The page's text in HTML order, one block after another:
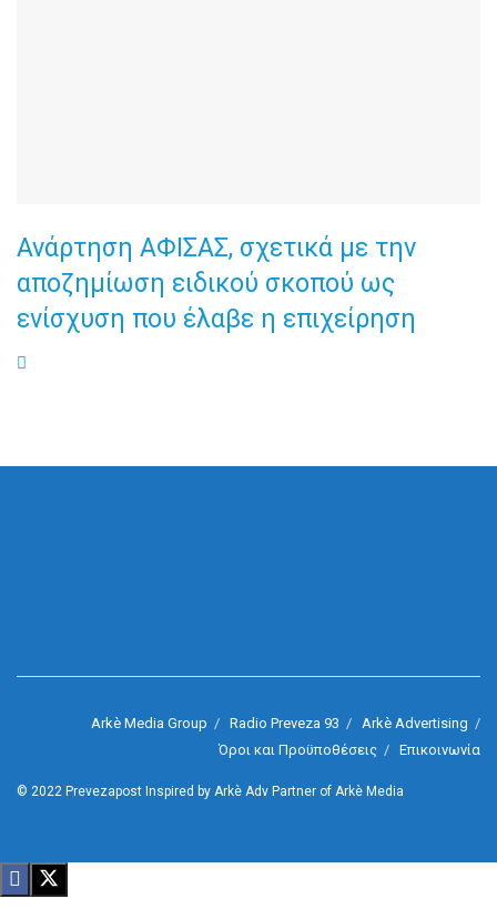
Ανάρτηση ΑΦΙΣΑΣ, σχετικά με την
αποζημίωση ειδικού σκοπού ως
ενίσχυση που έλαβε η επιχείρηση
Arkè Media Group Radio Preveza 93
Arkè Advertising
Όροι και Προϋποθέσεις
Επικοινωνία
© 2022 Prevezapost Inspired by Arkè Adv Partner of Arkè Media